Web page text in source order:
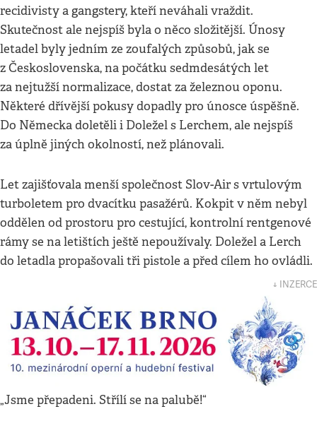
recidivisty a gangstery, kteří neváhali vraždit.
Skutečnost ale nejspíš byla o něco složitější. Únosy
letadel byly jedním ze zoufalých způsobů, jak se
z Československa, na počátku sedmdesátých let
za nejtužší normalizace, dostat za železnou oponu.
Některé dřívější pokusy dopadly pro únosce úspěšně.
Do Německa doletěli i Doležel s Lerchem, ale nejspíš
za úplně jiných okolností, než plánovali.
Let zajišťovala menší společnost Slov-Air s vrtulovým
turboletem pro dvacítku pasažérů. Kokpit v něm nebyl
oddělen od prostoru pro cestující, kontrolní rentgenové
rámy se na letištích ještě nepoužívaly. Doležel a Lerch
do letadla propašovali tři pistole a před cílem ho ovládli.
↓ INZERCE
„Jsme přepadeni. Střílí se na palubě!“